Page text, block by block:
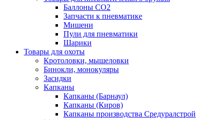
Баллоны СО2
Запчасти к пневматике
Мишени
Пули для пневматики
Шарики
Товары для охоты
Кротоловки, мышеловки
Бинокли, монокуляры
Засидки
Капканы
Капканы (Барнаул)
Капканы (Киров)
Капканы производства Средуралстрой